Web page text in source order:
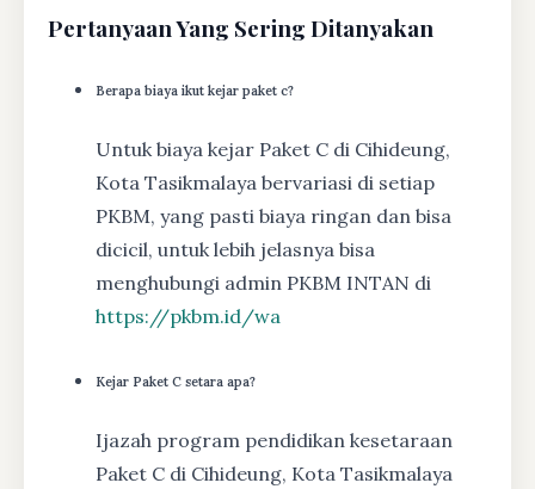
Pertanyaan Yang Sering Ditanyakan
Berapa biaya ikut kejar paket c?
Untuk biaya kejar Paket C di Cihideung,
Kota Tasikmalaya bervariasi di setiap
PKBM, yang pasti biaya ringan dan bisa
dicicil, untuk lebih jelasnya bisa
menghubungi admin PKBM INTAN di
https://pkbm.id/wa
Kejar Paket C setara apa?
Ijazah program pendidikan kesetaraan
Paket C di Cihideung, Kota Tasikmalaya